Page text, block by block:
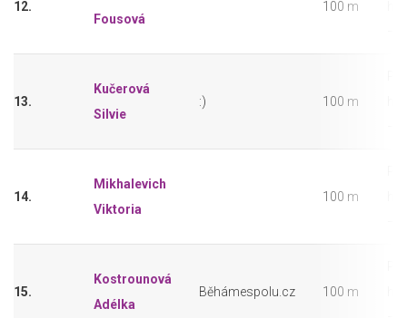
12.
Fousová
100 m
13.
Kučerová
Silvie
:) 100 m
14.
Mikhalevich
Viktoria
100 m
15.
Kostrounová
Adélka
Běhámespolu.cz 100 m